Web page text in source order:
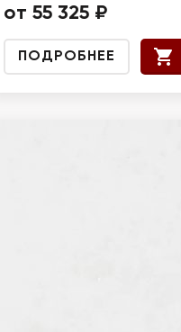
от 55 325 ₽
ПОДРОБНЕЕ